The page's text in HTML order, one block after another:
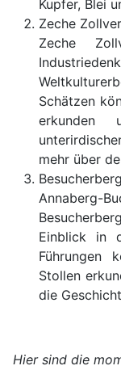
Kupfer, Blei
Zeche
Zeche
Schätzen
erkunden
mehr über
Einblick in
Führungen
Stollen
die
Hier sind die